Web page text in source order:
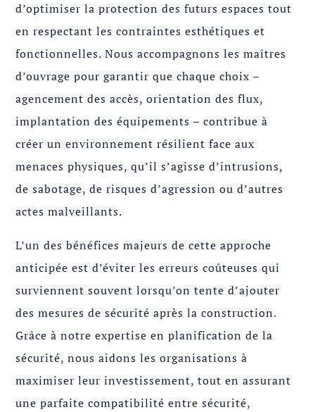
d’optimiser la protection des futurs espaces tout
en respectant les contraintes esthétiques et
fonctionnelles. Nous accompagnons les maîtres
d’ouvrage pour garantir que chaque choix –
agencement des accès, orientation des flux,
implantation des équipements – contribue à
créer un environnement résilient face aux
menaces physiques, qu’il s’agisse d’intrusions,
de sabotage, de risques d’agression ou d’autres
actes malveillants.
L’un des bénéfices majeurs de cette approche
anticipée est d’éviter les erreurs coûteuses qui
surviennent souvent lorsqu’on tente d’ajouter
des mesures de sécurité après la construction.
Grâce à notre expertise en planification de la
sécurité, nous aidons les organisations à
maximiser leur investissement, tout en assurant
une parfaite compatibilité entre sécurité,